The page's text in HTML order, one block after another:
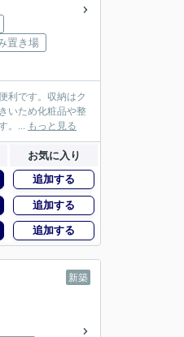
置き場
利です。収納はク
いため化粧品や整
。... もっと見る
お気に入り
追加する
追加する
追加する
新築